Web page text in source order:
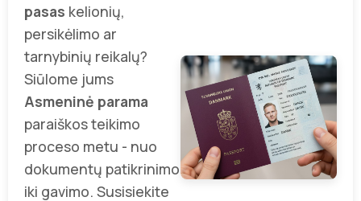
pasas kelionių,
persikėlimo ar
tarnybinių reikalų?
Siūlome jums
Asmeninė parama
paraiškos teikimo
proceso metu - nuo
dokumentų patikrinimo
iki gavimo. Susisiekite